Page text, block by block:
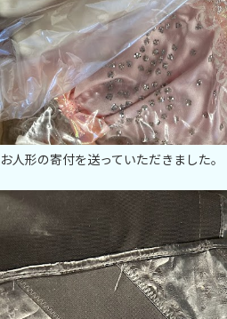
お人形の寄付を送っていただきました。